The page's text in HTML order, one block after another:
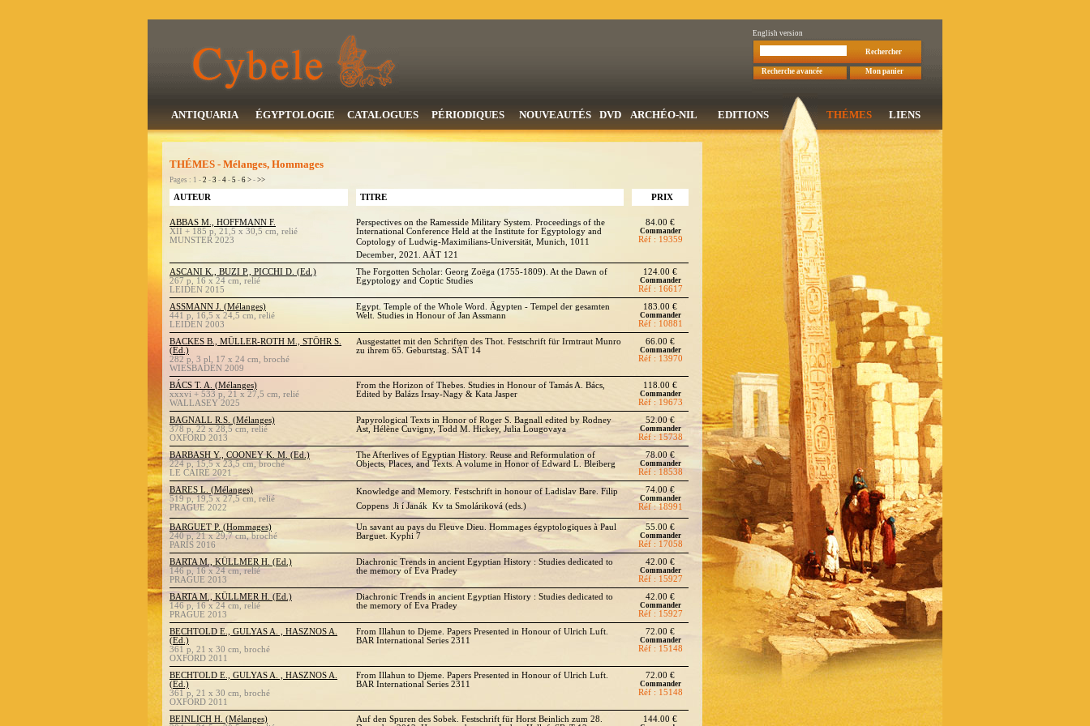
English version
Rechercher
Recherche avancée Mon panier
ANTIQUARIA ÉGYPTOLOGIE CATALOGUES PÉRIODIQUES NOUVEAUTÉS DVD ARCHÉO-NIL EDITIONS THÉMES LIENS
THÉMES - Mélanges, Hommages
Pages : 1 - 2 - 3 - 4 - 5 - 6 > - >>
AUTEUR TITRE PRIX
ABBAS M., HOFFMANN F.
XII + 185 p, 21,5 x 30,5 cm, relié
MUNSTER 2023
Perspectives on the Ramesside Military System. Proceedings of the
International Conference Held at the Institute for Egyptology and
Coptology of Ludwig-Maximilians-Universität, Munich, 1011
December, 2021. AÄT 121
84.00 €
Commander
Réf : 19359
ASCANI K., BUZI P., PICCHI D. (Ed.)
267 p, 16 x 24 cm, relié
LEIDEN 2015
The Forgotten Scholar: Georg Zoëga (1755-1809). At the Dawn of
Egyptology and Coptic Studies
124.00 €
Commander
Réf : 16617
ASSMANN J. (Mélanges)
441 p, 16,5 x 24,5 cm, relié
LEIDEN 2003
Egypt. Temple of the Whole Word. Ägypten - Tempel der gesamten
Welt. Studies in Honour of Jan Assmann
183.00 €
Commander
Réf : 10881
BACKES B., MÜLLER-ROTH M., STÖHR S.
(Ed.)
282 p, 3 pl, 17 x 24 cm, broché
WIESBADEN 2009
Ausgestattet mit den Schriften des Thot. Festschrift für Irmtraut Munro
zu ihrem 65. Geburtstag. SÄT 14
66.00 €
Commander
Réf : 13970
BÁCS T. A. (Mélanges)
xxxvi + 533 p, 21 x 27,5 cm, relié
WALLASEY 2025
From the Horizon of Thebes. Studies in Honour of Tamás A. Bács,
Edited by Balázs Irsay-Nagy & Kata Jasper
118.00 €
Commander
Réf : 19673
BAGNALL R.S. (Mélanges)
378 p, 22 x 28,5 cm, relié
OXFORD 2013
Papyrological Texts in Honor of Roger S. Bagnall edited by Rodney
Ast, Hélène Cuvigny, Todd M. Hickey, Julia Lougovaya
52.00 €
Commander
Réf : 15738
BARBASH Y., COONEY K. M. (Ed.)
224 p, 15,5 x 23,5 cm, broché
LE CAIRE 2021
The Afterlives of Egyptian History. Reuse and Reformulation of
Objects, Places, and Texts. A volume in Honor of Edward L. Bleiberg
78.00 €
Commander
Réf : 18538
BARES L. (Mélanges)
519 p, 19,5 x 27,5 cm, relié
PRAGUE 2022
Knowledge and Memory. Festschrift in honour of Ladislav Bare. Filip
Coppens  Ji í Janák  Kv ta Smoláriková (eds.)
74.00 €
Commander
Réf : 18991
BARGUET P. (Hommages)
240 p, 21 x 29,7 cm, broché
PARIS 2016
Un savant au pays du Fleuve Dieu. Hommages égyptologiques à Paul
Barguet. Kyphi 7
55.00 €
Commander
Réf : 17058
BARTA M., KÜLLMER H. (Ed.)
146 p, 16 x 24 cm, relié
PRAGUE 2013
Diachronic Trends in ancient Egyptian History : Studies dedicated to
the memory of Eva Pradey
42.00 €
Commander
Réf : 15927
BARTA M., KÜLLMER H. (Ed.)
146 p, 16 x 24 cm, relié
PRAGUE 2013
Diachronic Trends in ancient Egyptian History : Studies dedicated to
the memory of Eva Pradey
42.00 €
Commander
Réf : 15927
BECHTOLD E., GULYAS A. , HASZNOS A.
(Ed.)
361 p, 21 x 30 cm, broché
OXFORD 2011
From Illahun to Djeme. Papers Presented in Honour of Ulrich Luft.
BAR International Series 2311
72.00 €
Commander
Réf : 15148
BECHTOLD E., GULYAS A. , HASZNOS A.
(Ed.)
361 p, 21 x 30 cm, broché
OXFORD 2011
From Illahun to Djeme. Papers Presented in Honour of Ulrich Luft.
BAR International Series 2311
72.00 €
Commander
Réf : 15148
BEINLICH H. (Mélanges)
Auf den Spuren des Sobek. Festschrift für Horst Beinlich zum 28.
144.00 €